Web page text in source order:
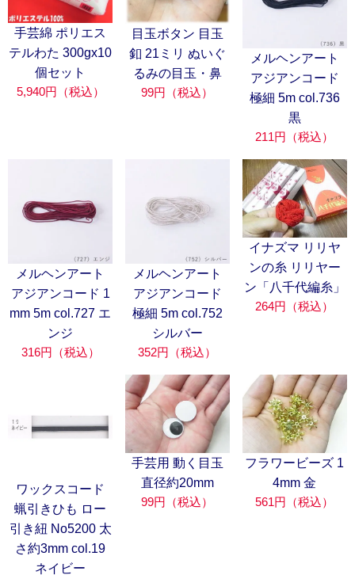
手芸綿 ポリエス
テルわた 300gx10
個セット
5,940円（税込）
目玉ボタン 目玉
釦 21ミリ ぬいぐ
るみの目玉・鼻
99円（税込）
メルヘンアート
アジアンコード
極細 5m col.736
黒
211円（税込）
メルヘンアート
アジアンコード 1
mm 5m col.727 エ
ンジ
316円（税込）
メルヘンアート
アジアンコード
極細 5m col.752
シルバー
352円（税込）
イナズマ リリヤ
ンの糸 リリヤー
ン「八千代編糸」
264円（税込）
ワックスコード
蝋引きひも ロー
引き紐 No5200 太
さ約3mm col.19
ネイビー
手芸用 動く目玉
直径約20mm
99円（税込）
フラワービーズ 1
4mm 金
561円（税込）